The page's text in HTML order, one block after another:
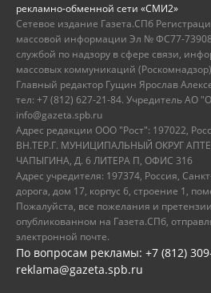
рекламно-обменной сети «СМИ2»
Сетевое издание Газета.СПб
массовой информации Эл № ФС77-
службой по надзору в сфере связи,
массовых коммуникаций
Главный редактор Гущин Ярослав
тел: +7 (812) 627-21-84. Учредитель АО
info@gazeta.spb.ru
Адрес редакции ООО "Рост": 197022,
ВН.ТЕР.Г. МУНИЦИПАЛЬНЫЙ ОКРУГ
ЧАПЫГИНА, Д. 6 ЛИТЕРА П, ОФИС 316
Адрес учредителя: 197374, Россия,
дорога, дом 17, корпус 6, строение 1,
Пожалуйста, все пожелания и
опубликованном на Газета.СПб,
электронной почте.
По вопросам рекламы: +7 (812)
reklama@gazeta.spb.ru